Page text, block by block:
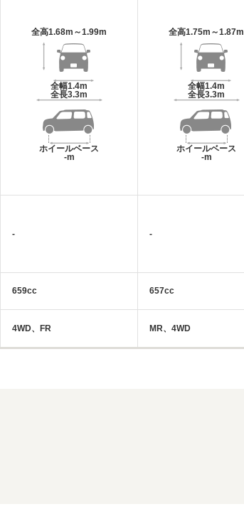
全高1.68m～1.99m
全幅1.4m
全長3.3m
ホイールベース
-m
-
659cc
4WD、FR
全高1.75m～1.87m
全幅1.4m
全長3.3m
ホイールベース
-m
-
657cc
MR、4WD